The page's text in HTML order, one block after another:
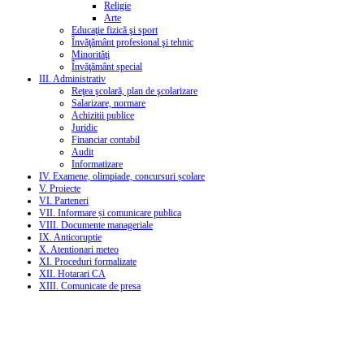
Religie
Arte
Educaţie fizică şi sport
Învăţământ profesional şi tehnic
Minorităţi
Învăţământ special
III. Administrativ
Reţea şcolară, plan de şcolarizare
Salarizare, normare
Achizitii publice
Juridic
Financiar contabil
Audit
Informatizare
IV. Examene, olimpiade, concursuri școlare
V. Proiecte
VI. Parteneri
VII. Informare și comunicare publica
VIII. Documente manageriale
IX. Anticoruptie
X. Atentionari meteo
XI. Proceduri formalizate
XII. Hotarari CA
XIII. Comunicate de presa